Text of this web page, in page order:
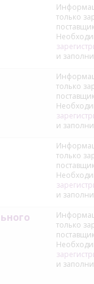
только
и
только
и
только
и
только
и